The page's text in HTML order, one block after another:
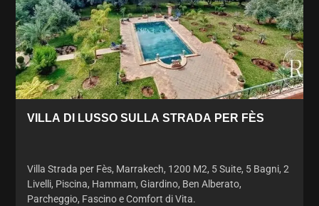
VILLA DI LUSSO SULLA STRADA PER FÈS
Villa Strada per Fès, Marrakech, 1200 M2, 5 Suite, 5 Bagni, 2
Livelli, Piscina, Hammam, Giardino, Ben Alberato,
Parcheggio, Fascino e Comfort di Vita.